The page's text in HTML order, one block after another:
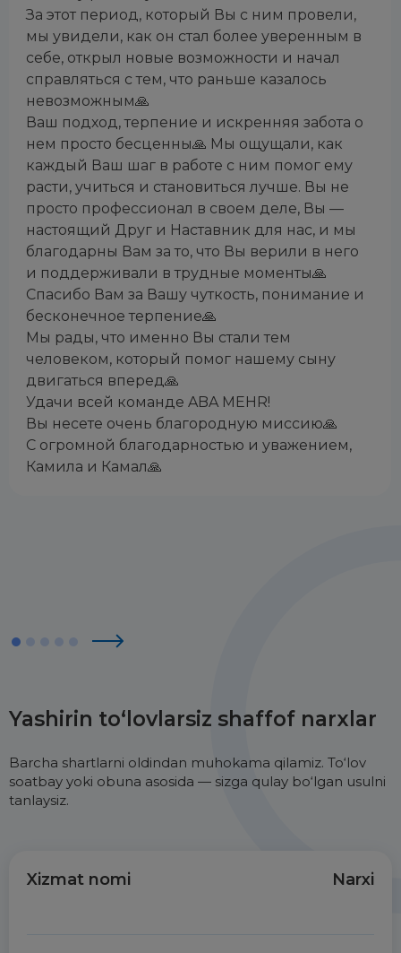
За этот период, который Вы с ним провели,
мы увидели, как он стал более уверенным в
себе, открыл новые возможности и начал
справляться с тем, что раньше казалось
невозможным🙏
Ваш подход, терпение и искренняя забота о
нем просто бесценны🙏 Мы ощущали, как
каждый Ваш шаг в работе с ним помог ему
расти, учиться и становиться лучше. Вы не
просто профессионал в своем деле, Вы —
настоящий Друг и Наставник для нас, и мы
благодарны Вам за то, что Вы верили в него
и поддерживали в трудные моменты🙏
Спасибо Вам за Вашу чуткость, понимание и
бесконечное терпение🙏
Мы рады, что именно Вы стали тем
человеком, который помог нашему сыну
двигаться вперед🙏
Удачи всей команде ABA MEHR!
Вы несете очень благородную миссию🙏
С огромной благодарностью и уважением,
Камила и Камал🙏
Yashirin to‘lovlarsiz shaffof narxlar
Barcha shartlarni oldindan muhokama qilamiz. To‘lov
soatbay yoki obuna asosida — sizga qulay bo‘lgan usulni
tanlaysiz.
Xizmat nomi Narxi